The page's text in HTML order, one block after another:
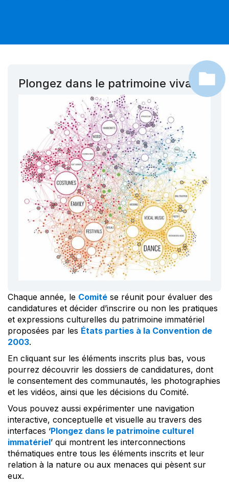
Plongez dans le patrimoine vivant !
Chaque année, le Comité se réunit pour évaluer des
candidatures et décider d’inscrire ou non les pratiques
et expressions culturelles du patrimoine immatériel
proposées par les États parties à la Convention de
2003.
En cliquant sur les éléments inscrits plus bas, vous
pourrez découvrir les dossiers de candidatures, dont
le consentement des communautés, les photographies
et les vidéos, ainsi que les décisions du Comité.
Vous pouvez aussi expérimenter une navigation
interactive, conceptuelle et visuelle au travers des
interfaces ‘Plongez dans le patrimoine culturel
immatériel’ qui montrent les interconnections
thématiques entre tous les éléments inscrits et leur
relation à la nature ou aux menaces qui pèsent sur
eux.